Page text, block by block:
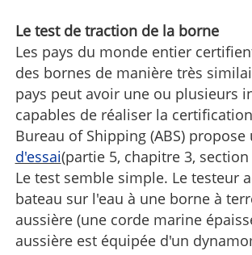
Le test de traction de la borne
Les pays du monde entier
des bornes de manière très
pays peut avoir une ou plusieurs
capables de réaliser la
Bureau of Shipping (ABS) propose
d'essai(partie 5, chapitre 3, section
Le test semble simple. Le testeur
bateau sur l'eau à une borne à
aussière (une corde marine
aussière est équipée d'un